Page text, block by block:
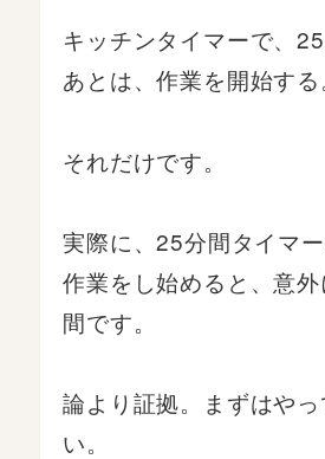
キッチンタイマーで、25
あとは、作業を開始する
それだけです。
実際に、25分間タイマー
作業をし始めると、意外
間です。
論より証拠。まずはや
い。